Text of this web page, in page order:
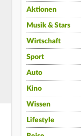
Aktionen
Musik & Stars
Wirtschaft
Sport
Auto
Kino
Wissen
Lifestyle